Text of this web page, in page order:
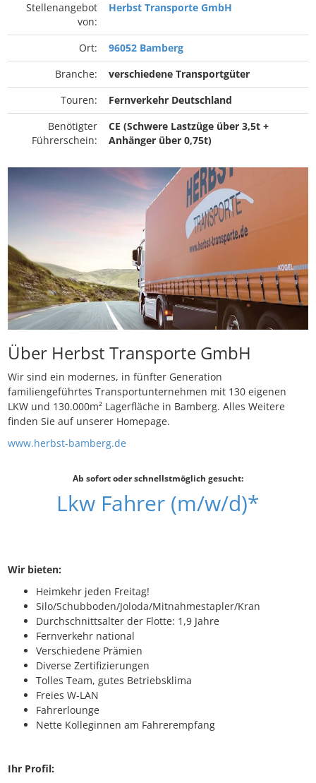
Stellenangebot
von:
Herbst Transporte GmbH
Ort:
96052 Bamberg
Branche:
verschiedene Transportgüter
Touren:
Fernverkehr Deutschland
Benötigter
Führerschein:
CE (Schwere Lastzüge über 3,5t +
Anhänger über 0,75t)
Über Herbst Transporte GmbH
Wir sind ein modernes, in fünfter Generation
familiengeführtes Transportunternehmen mit 130 eigenen
LKW und 130.000m² Lagerfläche in Bamberg. Alles Weitere
finden Sie auf unserer Homepage.
www.herbst-bamberg.de
Ab sofort oder schnellstmöglich gesucht:
Lkw Fahrer (m/w/d)*
Wir bieten:
Heimkehr jeden Freitag!
Silo/Schubboden/Joloda/Mitnahmestapler/Kran
Durchschnittsalter der Flotte: 1,9 Jahre
Fernverkehr national
Verschiedene Prämien
Diverse Zertifizierungen
Tolles Team, gutes Betriebsklima
Freies W-LAN
Fahrerlounge
Nette Kolleginnen am Fahrerempfang
Ihr Profil: